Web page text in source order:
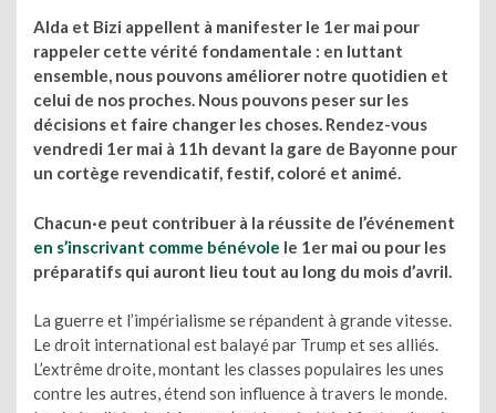
Alda et Bizi appellent à manifester le 1er mai pour
rappeler cette vérité fondamentale : en luttant
ensemble, nous pouvons améliorer notre quotidien et
celui de nos proches. Nous pouvons peser sur les
décisions et faire changer les choses. Rendez-vous
vendredi 1er mai à 11h devant la gare de Bayonne pour
un cortège revendicatif, festif, coloré et animé.
Chacun·e peut contribuer à la réussite de l’événement
en s’inscrivant comme bénévole le 1er mai ou pour les
préparatifs qui auront lieu tout au long du mois d’avril.
La guerre et l’impérialisme se répandent à grande vitesse.
Le droit international est balayé par Trump et ses alliés.
L’extrême droite, montant les classes populaires les unes
contre les autres, étend son influence à travers le monde.